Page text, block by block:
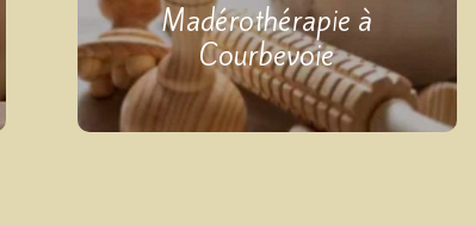
Madérothérapie à
Courbevoie